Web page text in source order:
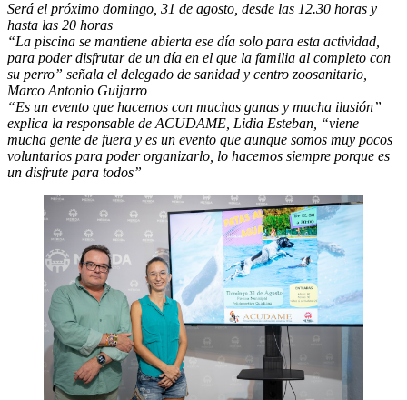
Será el próximo domingo, 31 de agosto, desde las 12.30 horas y
hasta las 20 horas
“La piscina se mantiene abierta ese día solo para esta actividad,
para poder disfrutar de un día en el que la familia al completo con
su perro” señala el delegado de sanidad y centro zoosanitario,
Marco Antonio Guijarro
“Es un evento que hacemos con muchas ganas y mucha ilusión”
explica la responsable de ACUDAME, Lidia Esteban, “viene
mucha gente de fuera y es un evento que aunque somos muy pocos
voluntarios para poder organizarlo, lo hacemos siempre porque es
un disfrute para todos”